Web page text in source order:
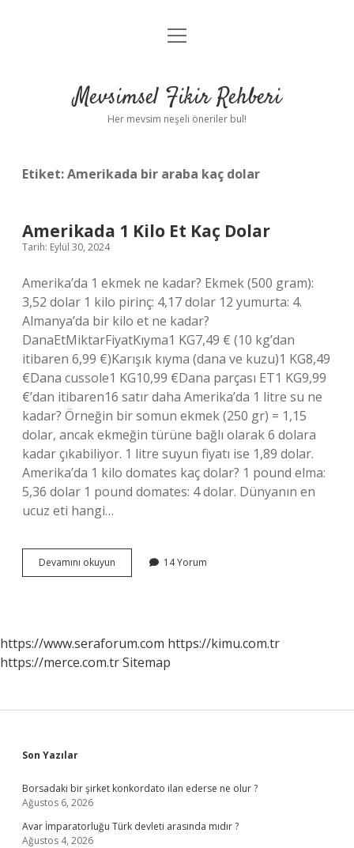
Anasayfa
Yasal Uyarı
menüyü
Mevsimsel Fikir Rehberi
Her mevsim neşeli öneriler bul!
Etiket:Amerikada bir araba kaç dolar
Amerikada 1 Kilo Et Kaç Dolar
Tarih: Eylül 30, 2024
Amerika’da 1 ekmek ne kadar? Ekmek (500 gram):
3,52 dolar 1 kilo pirinç: 4,17 dolar 12 yumurta: 4.
Almanya’da bir kilo et ne kadar?
DanaEtMiktarFiyatKıyma1 KG7,49 € (10 kg’dan
itibaren 6,99 €)Karışık kıyma (dana ve kuzu)1 KG8,49
€Dana cussole1 KG10,99 €Dana parçası ET1 KG9,99
€’dan itibaren16 satır daha Amerika’da 1 litre su ne
kadar? Örneğin bir somun ekmek (250 gr) = 1,15
dolar, ancak ekmeğin türüne bağlı olarak 6 dolara
kadar çıkabiliyor. 1 litre suyun fiyatı ise 1,89 dolar.
Amerika’da 1 kilo domates kaç dolar? 1 pound elma:
5,36 dolar 1 pound domates: 4 dolar. Dünyanın en
ucuz eti hangi…
Devamını okuyun Amerikada
1
14 Yorum
https://www.seraforum.com https://kimu.com.tr
https://merce.com.trSitemap
Sidebar
Son Yazılar
Borsadaki bir şirket konkordato ilan ederse ne olur ?
Ağustos 6, 2026
Avar İmparatorluğu Türk devleti arasında mıdır ?
Ağustos 4, 2026